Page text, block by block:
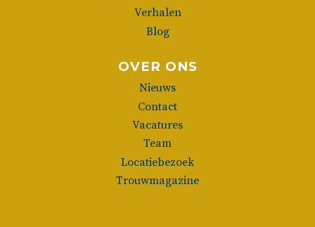
Verhalen
Blog
OVER ONS
Nieuws
Contact
Vacatures
Team
Locatiebezoek
Trouwmagazine